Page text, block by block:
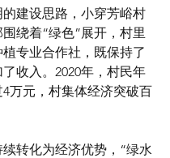
建设思路，小穿芳峪村
绕着“绿色”展开，村里
专业合作社，既保持了
收入。2020年，村民年
4万元，村集体经济突破百
转化为经济优势，“绿水